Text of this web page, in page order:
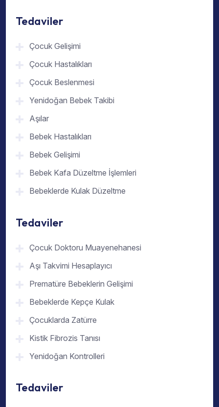
Tedaviler
Çocuk Gelişimi
Çocuk Hastalıkları
Çocuk Beslenmesi
Yenidoğan Bebek Takibi
Aşılar
Bebek Hastalıkları
Bebek Gelişimi
Bebek Kafa Düzeltme İşlemleri
Bebeklerde Kulak Düzeltme
Tedaviler
Çocuk Doktoru Muayenehanesi
Aşı Takvimi Hesaplayıcı
Prematüre Bebeklerin Gelişimi
Bebeklerde Kepçe Kulak
Çocuklarda Zatürre
Kistik Fibrozis Tanısı
Yenidoğan Kontrolleri
Tedaviler